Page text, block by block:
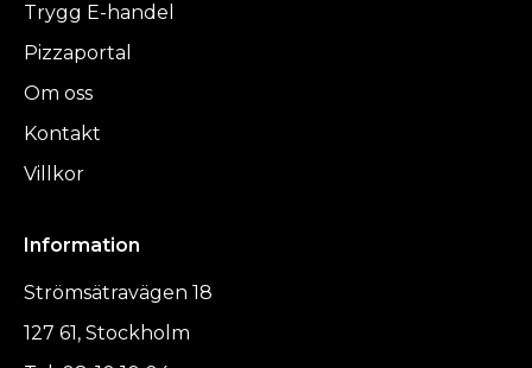
Trygg E-handel
Pizzaportal
Om oss
Kontakt
Villkor
Information
Strömsätravägen 18
127 61, Stockholm